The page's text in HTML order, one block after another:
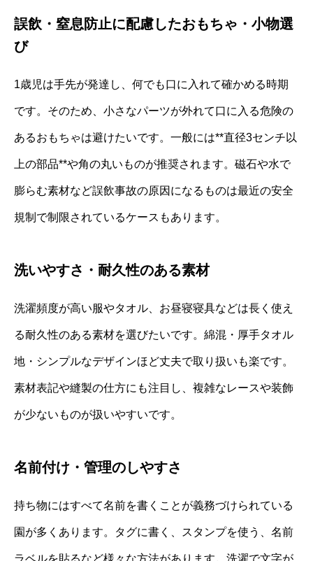
誤飲・窒息防止に配慮したおもちゃ・小物選
び
1歳児は手先が発達し、何でも口に入れて確かめる時期
です。そのため、小さなパーツが外れて口に入る危険の
あるおもちゃは避けたいです。一般には**直径3センチ以
上の部品**や角の丸いものが推奨されます。磁石や水で
膨らむ素材など誤飲事故の原因になるものは最近の安全
規制で制限されているケースもあります。
洗いやすさ・耐久性のある素材
洗濯頻度が高い服やタオル、お昼寝寝具などは長く使え
る耐久性のある素材を選びたいです。綿混・厚手タオル
地・シンプルなデザインほど丈夫で取り扱いも楽です。
素材表記や縫製の仕方にも注目し、複雑なレースや装飾
が少ないものが扱いやすいです。
名前付け・管理のしやすさ
持ち物にはすべて名前を書くことが義務づけられている
園が多くあります。タグに書く、スタンプを使う、名前
ラベルを貼るなど様々な方法があります。洗濯で文字が